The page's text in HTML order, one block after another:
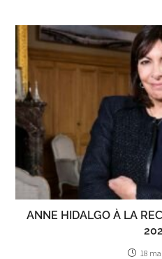
ANNE HIDALGO À LA
18